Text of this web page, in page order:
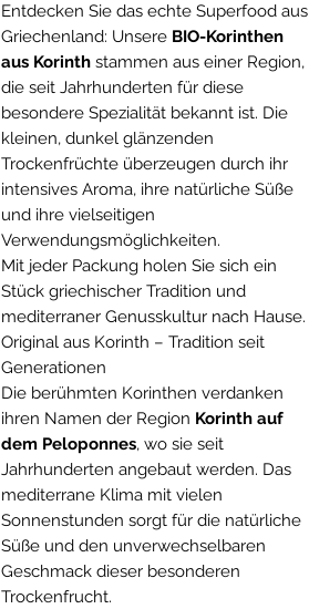
Entdecken Sie das echte Superfood aus
Griechenland: Unsere BIO-Korinthen
aus Korinth stammen aus einer Region,
die seit Jahrhunderten für diese
besondere Spezialität bekannt ist. Die
kleinen, dunkel glänzenden
Trockenfrüchte überzeugen durch ihr
intensives Aroma, ihre natürliche Süße
und ihre vielseitigen
Verwendungsmöglichkeiten.
Mit jeder Packung holen Sie sich ein
Stück griechischer Tradition und
mediterraner Genusskultur nach Hause.
Original aus Korinth – Tradition seit
Generationen
Die berühmten Korinthen verdanken
ihren Namen der Region Korinth auf
dem Peloponnes, wo sie seit
Jahrhunderten angebaut werden. Das
mediterrane Klima mit vielen
Sonnenstunden sorgt für die natürliche
Süße und den unverwechselbaren
Geschmack dieser besonderen
Trockenfrucht.